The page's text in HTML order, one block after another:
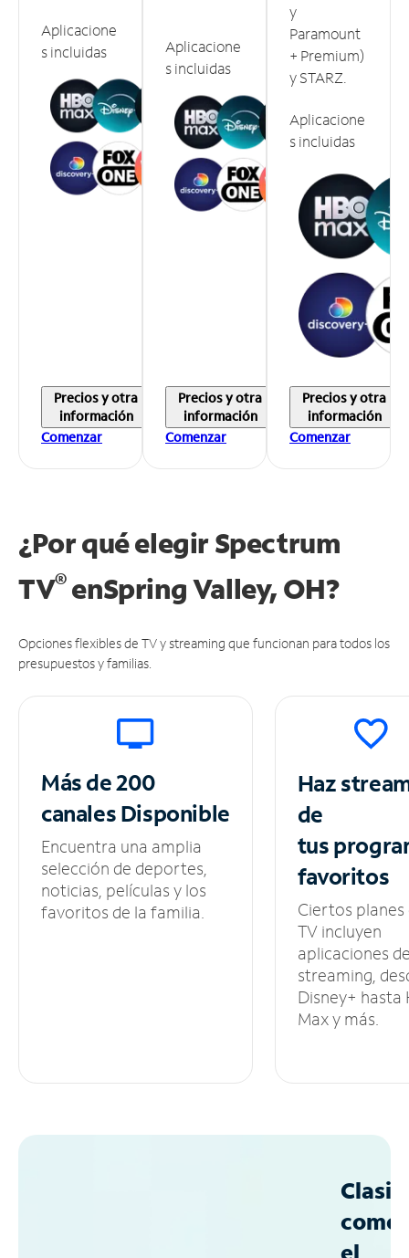
Aplicacione
s incluidas
Precios y otra
información
Comenzar
Aplicacione
s incluidas
Precios y otra
información
Comenzar
y
Paramount
+ Premium)
y STARZ.
Aplicacione
s incluidas
Precios y otra
información
Comenzar
¿Por qué elegir Spectrum
TV®enSpring Valley, OH?
Opciones flexibles de TV y streaming que funcionan para todos los
presupuestos y familias.
Más de 200
canalesDisponible
Encuentra una amplia
selección de deportes,
noticias, películas y los
favoritos de la familia.
Haz
de
tus
favoritos
Ciertos planes
TV incluyen
aplicaciones
streaming,
Disney+ hasta
Max y más.
como
el